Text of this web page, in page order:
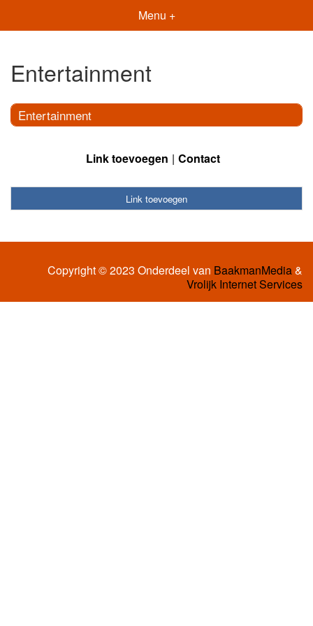
Menu +
Entertainment
Entertainment
Link toevoegen Contact
Link toevoegen
Copyright © 2023 Onderdeel van BaakmanMedia&
Vrolijk Internet Services